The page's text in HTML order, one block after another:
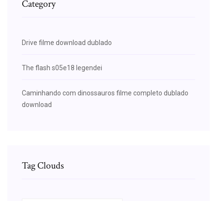
Category
Drive filme download dublado
The flash s05e18 legendei
Caminhando com dinossauros filme completo dublado
download
Tag Clouds